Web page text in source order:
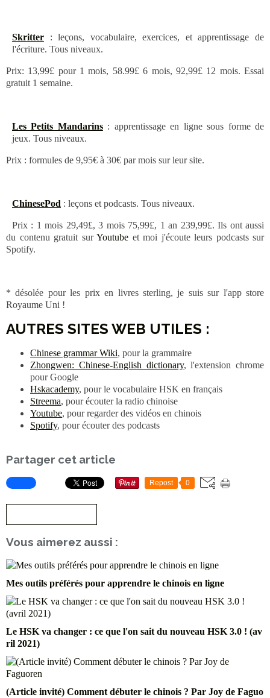
Skritter : leçons, vocabulaire, exercices, et apprentissage de
l'écriture. Tous niveaux.
Prix: 13,99£ pour 1 mois, 58.99£ 6 mois, 92,99£ 12 mois. Essai
gratuit 1 semaine.
Les Petits Mandarins: apprentissage en ligne sous forme de
jeux. Tous niveaux.
Prix : formules de 9,95€ à 30€ par mois sur leur site.
ChinesePod : leçons et podcasts. Tous niveaux.
Prix : 1 mois 29,49£, 3 mois 75,99£, 1 an 239,99£. Ils ont aussi
du contenu gratuit sur Youtube et moi j'écoute leurs podcasts sur
Spotify.
* désolée pour les prix en livres sterling, je suis sur l'app store
Royaume Uni !
AUTRES SITES WEB UTILES :
Chinese grammar Wiki, pour la grammaire
Zhongwen: Chinese-English dictionary, l'extension chrome
pour Google
Hskacademy, pour le vocabulaire HSK en français
Streema, pour écouter la radio chinoise
Youtube, pour regarder des vidéos en chinois
Spotify, pour écouter des podcasts
Partager cet article
Repost 0
Vous aimerez aussi :
Mes outils préférés pour apprendre le chinois en ligne
Le HSK va changer : ce que l'on sait du nouveau HSK 3.0 ! (av
ril 2021)
(Article invité) Comment débuter le chinois ? Par Joy de Faguo